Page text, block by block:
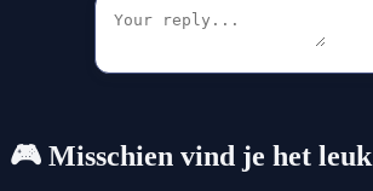
🎮 Misschien vind je het leuk